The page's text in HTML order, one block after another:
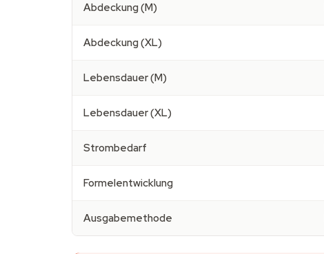
Abdeckung (M)
Abdeckung (XL)
Lebensdauer (M)
Lebensdauer (XL)
Strombedarf
Formelentwicklung
Ausgabemethode